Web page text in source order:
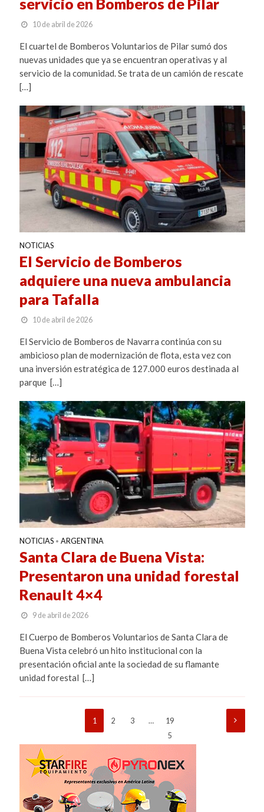
10 de abril de 2026
El cuartel de Bomberos Voluntarios de Pilar sumó dos
nuevas unidades que ya se encuentran operativas y al
servicio de la comunidad. Se trata de un camión de rescate
[…]
NOTICIAS
El Servicio de Bomberos
adquiere una nueva ambulancia
para Tafalla
10 de abril de 2026
El Servicio de Bomberos de Navarra continúa con su
ambicioso plan de modernización de flota, esta vez con
una inversión estratégica de 127.000 euros destinada al
parque […]
NOTICIAS • ARGENTINA
Santa Clara de Buena Vista:
Presentaron una unidad forestal
Renault 4×4
9 de abril de 2026
El Cuerpo de Bomberos Voluntarios de Santa Clara de
Buena Vista celebró un hito institucional con la
presentación oficial ante la sociedad de su flamante
unidad forestal […]
1 2 3 …
19
5